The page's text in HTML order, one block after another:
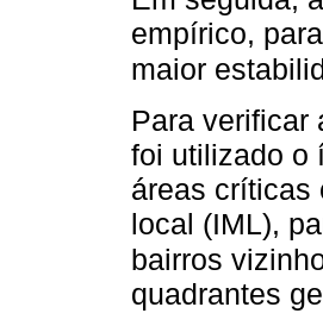
empírico,
maior
Para verificar
foi utilizado o
áreas críticas
local (IML),
bairros
quadrantes